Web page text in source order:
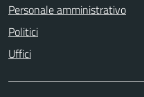
Personale amministrativo
Politici
Uffici